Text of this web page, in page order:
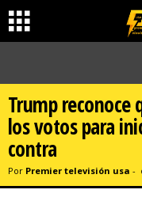
Trump reconoce
los votos para
contra
Por Premier televisión usa -